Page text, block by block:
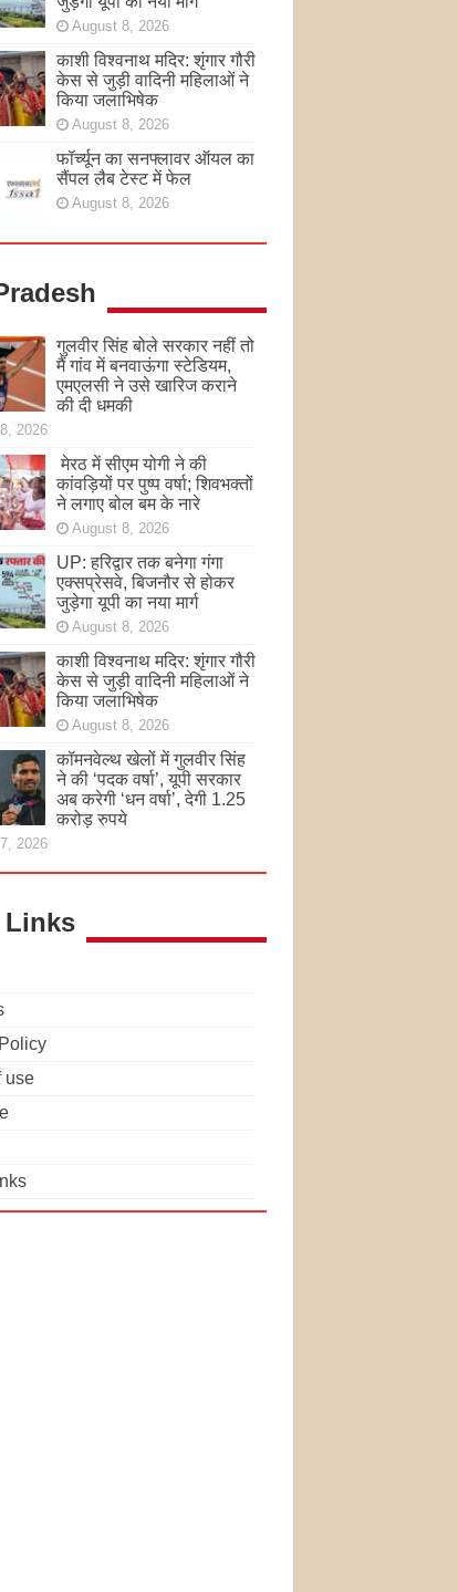
August 8, 2026
काशी विश्वनाथ मदिर: शृंगार गौरी
केस से जुड़ी वादिनी महिलाओं ने
किया जलाभिषेक
August 8, 2026
फॉर्च्यून का सनफ्लावर ऑयल का
सैंपल लैब टेस्ट में फेल
August 8, 2026
गुलवीर सिंह बोले सरकार नहीं तो
मैं गांव में बनवाऊंगा स्टेडियम,
एमएलसी ने उसे खारिज कराने
की दी धमकी
2026
मेरठ में सीएम योगी ने की
कांवड़ियों पर पुष्प वर्षा; शिवभक्तों
ने लगाए बोल बम के नारे
August 8, 2026
UP: हरिद्वार तक बनेगा गंगा
एक्सप्रेसवे, बिजनौर से होकर
जुड़ेगा यूपी का नया मार्ग
August 8, 2026
काशी विश्वनाथ मदिर: शृंगार गौरी
केस से जुड़ी वादिनी महिलाओं ने
किया जलाभिषेक
August 8, 2026
कॉमनवेल्थ खेलों में गुलवीर सिंह
ने की ‘पदक वर्षा’, यूपी सरकार
अब करेगी ‘धन वर्षा’, देगी 1.25
करोड़ रुपये
2026
Links
use